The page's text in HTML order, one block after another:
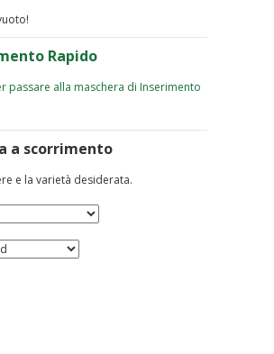
Rapido
passare alla maschera di Inserimento
a scorrimento
e la varietà desiderata.